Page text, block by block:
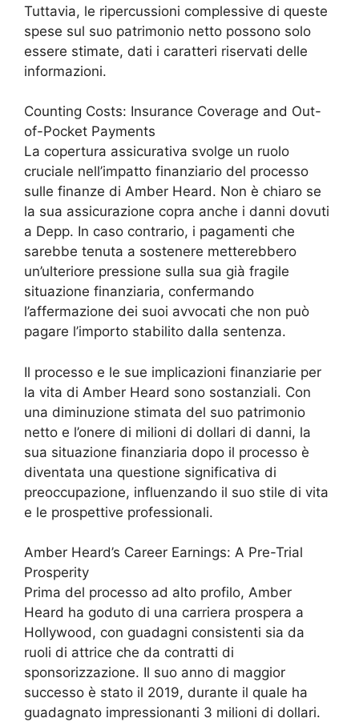
Tuttavia, le ripercussioni complessive di queste
spese sul suo patrimonio netto possono solo
essere stimate, dati i caratteri riservati delle
informazioni.
Counting Costs: Insurance Coverage and Out-
of-Pocket Payments
La copertura assicurativa svolge un ruolo
cruciale nell’impatto finanziario del processo
sulle finanze di Amber Heard. Non è chiaro se
la sua assicurazione copra anche i danni dovuti
a Depp. In caso contrario, i pagamenti che
sarebbe tenuta a sostenere metterebbero
un’ulteriore pressione sulla sua già fragile
situazione finanziaria, confermando
l’affermazione dei suoi avvocati che non può
pagare l’importo stabilito dalla sentenza.
Il processo e le sue implicazioni finanziarie per
la vita di Amber Heard sono sostanziali. Con
una diminuzione stimata del suo patrimonio
netto e l’onere di milioni di dollari di danni, la
sua situazione finanziaria dopo il processo è
diventata una questione significativa di
preoccupazione, influenzando il suo stile di vita
e le prospettive professionali.
Amber Heard’s Career Earnings: A Pre-Trial
Prosperity
Prima del processo ad alto profilo, Amber
Heard ha goduto di una carriera prospera a
Hollywood, con guadagni consistenti sia da
ruoli di attrice che da contratti di
sponsorizzazione. Il suo anno di maggior
successo è stato il 2019, durante il quale ha
guadagnato impressionanti 3 milioni di dollari.